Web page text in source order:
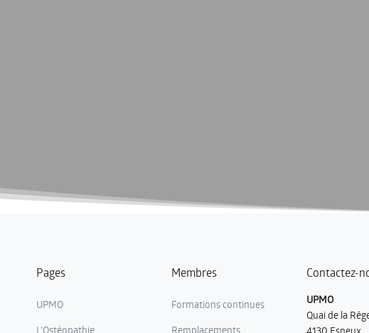
Pages
UPMO
L'Ostéopathie
Membres
Formations continues
Remplacements
Contactez-
UPMO
Quai de la